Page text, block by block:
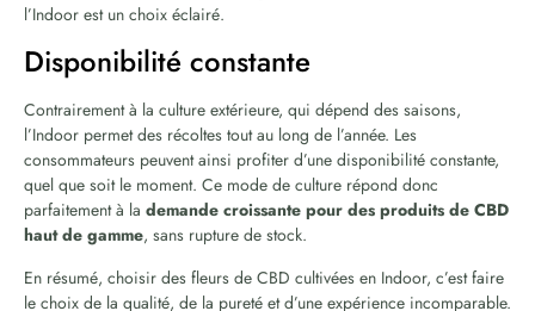
l’Indoor est un choix éclairé.
Disponibilité constante
Contrairement à la culture extérieure, qui dépend des saisons,
l’Indoor permet des récoltes tout au long de l’année. Les
consommateurs peuvent ainsi profiter d’une disponibilité constante,
quel que soit le moment. Ce mode de culture répond donc
parfaitement à la demande croissante pour des produits de CBD
haut de gamme, sans rupture de stock.
En résumé, choisir des fleurs de CBD cultivées en Indoor, c’est faire
le choix de la qualité, de la pureté et d’une expérience incomparable.